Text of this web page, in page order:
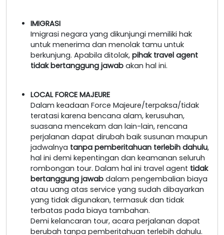
IMIGRASI
Imigrasi negara yang dikunjungi memiliki hak
untuk menerima dan menolak tamu untuk
berkunjung. Apabila ditolak, pihak travel agent
tidak bertanggung jawab akan hal ini.
LOCAL FORCE MAJEURE
Dalam keadaan Force Majeure/terpaksa/tidak
teratasi karena bencana alam, kerusuhan,
suasana mencekam dan lain-lain, rencana
perjalanan dapat dirubah baik susunan maupun
jadwalnya tanpa pemberitahuan terlebih dahulu,
hal ini demi kepentingan dan keamanan seluruh
rombongan tour. Dalam hal ini travel agent tidak
bertanggung jawab dalam pengembalian biaya
atau uang atas service yang sudah dibayarkan
yang tidak digunakan, termasuk dan tidak
terbatas pada biaya tambahan.
Demi kelancaran tour, acara perjalanan dapat
berubah tanpa pemberitahuan terlebih dahulu.